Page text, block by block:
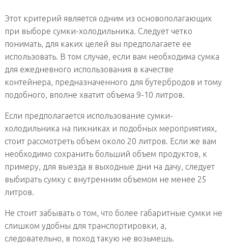
Этот критерий является одним из основополагающих
при выборе сумки-холодильника. Следует четко
понимать, для каких целей вы предполагаете ее
использовать. В том случае, если вам необходима сумка
для ежедневного использования в качестве
контейнера, предназначенного для бутербродов и тому
подобного, вполне хватит объема 9-10 литров.
Если предполагается использование сумки-
холодильника на пикниках и подобных мероприятиях,
стоит рассмотреть объем около 20 литров. Если же вам
необходимо сохранить больший объем продуктов, к
примеру, для выезда в выходные дни на дачу, следует
выбирать сумку с внутренним объемом не менее 25
литров.
Не стоит забывать о том, что более габаритные сумки не
слишком удобны для транспортировки, а,
следовательно, в поход такую не возьмешь.